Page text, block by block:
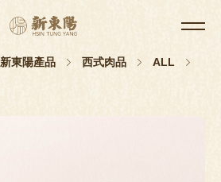
新東陽產品 西式肉品
ALL